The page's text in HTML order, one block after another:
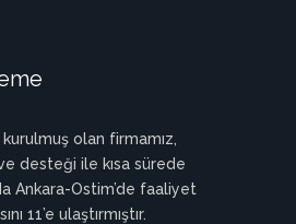
kurulmuş olan firmamız,
desteği ile kısa sürede
Ankara-Ostim’de faaliyet
11’e ulaştırmıştır.